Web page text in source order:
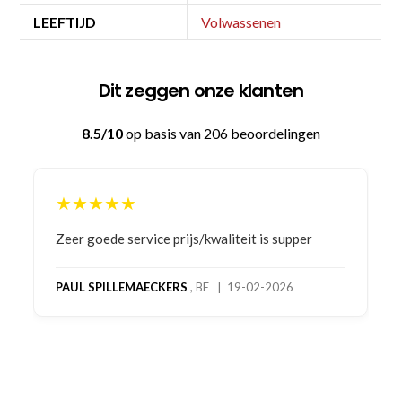
LEEFTIJD Volwassenen
Dit zeggen onze klanten
8.5/10op basis van 206 beoordelingen
★★★★★
Bestelling gedaan vanwege goede prijzen en
bestelling al ontvangen met gifts, waardoor je